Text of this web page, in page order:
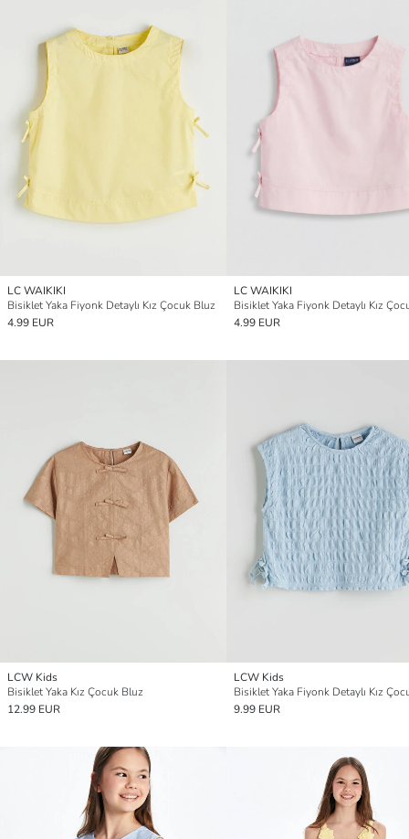
LC WAIKIKI
Bisiklet Yaka Fiyonk Detaylı Kız Çocuk Bluz
4.99 EUR
LC WAIKIKI
Bisiklet Yaka Fiyonk Detaylı Kız
4.99 EUR
LCW Kids
Bisiklet Yaka Kız Çocuk Bluz
12.99 EUR
LCW Kids
Bisiklet Yaka Fiyonk Detaylı Kız
9.99 EUR